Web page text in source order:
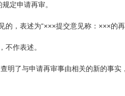
定申请再审。
的，表述为“×××提交意见称：×××的
不作表述。
明了与申请再审事由相关的新的事